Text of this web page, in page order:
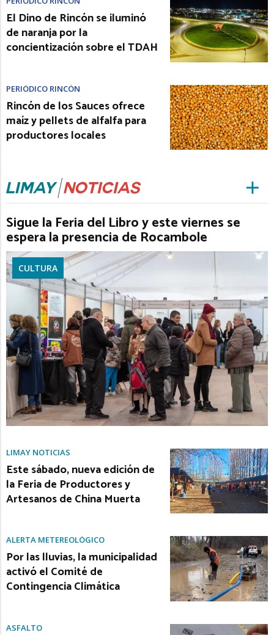
El Dino de Rincón se iluminó
de naranja por la
concientización sobre el TDAH
PERIÓDICO RINCÓN
Rincón de los Sauces ofrece
maíz y pellets de alfalfa para
productores locales
Sigue la Feria del Libro y este viernes se
espera la presencia de Rocambole
CULTURA
LIMAY NOTICIAS
Este sábado, nueva edición de
la Feria de Productores y
Artesanos de China Muerta
ALERTA METEREOLÓGICO
Por las lluvias, la municipalidad
activó el Comité de
Contingencia Climática
ASFALTO